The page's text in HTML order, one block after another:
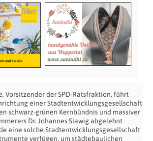
Vorsitzender der SPD-Ratsfraktion, führt
einer Stadtentwicklungsgesellschaft
schwarz-grünen Kernbündnis und massiver
Dr. Johannes Slawig abgelehnt
eine solche Stadtentwicklungsgesellschaft
verfügen, um städtebaulichen